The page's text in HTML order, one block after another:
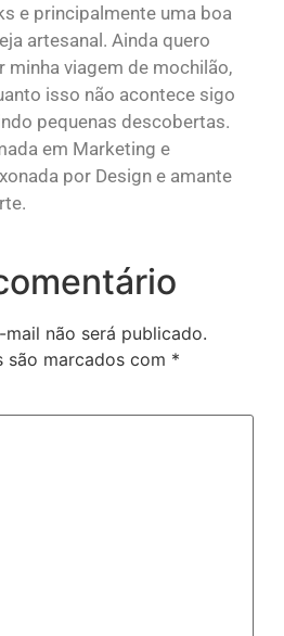
e principalmente uma boa
artesanal. Ainda quero
minha viagem de mochilão,
isso não acontece sigo
pequenas descobertas.
em Marketing e
por Design e amante
não será publicado.
marcados com *